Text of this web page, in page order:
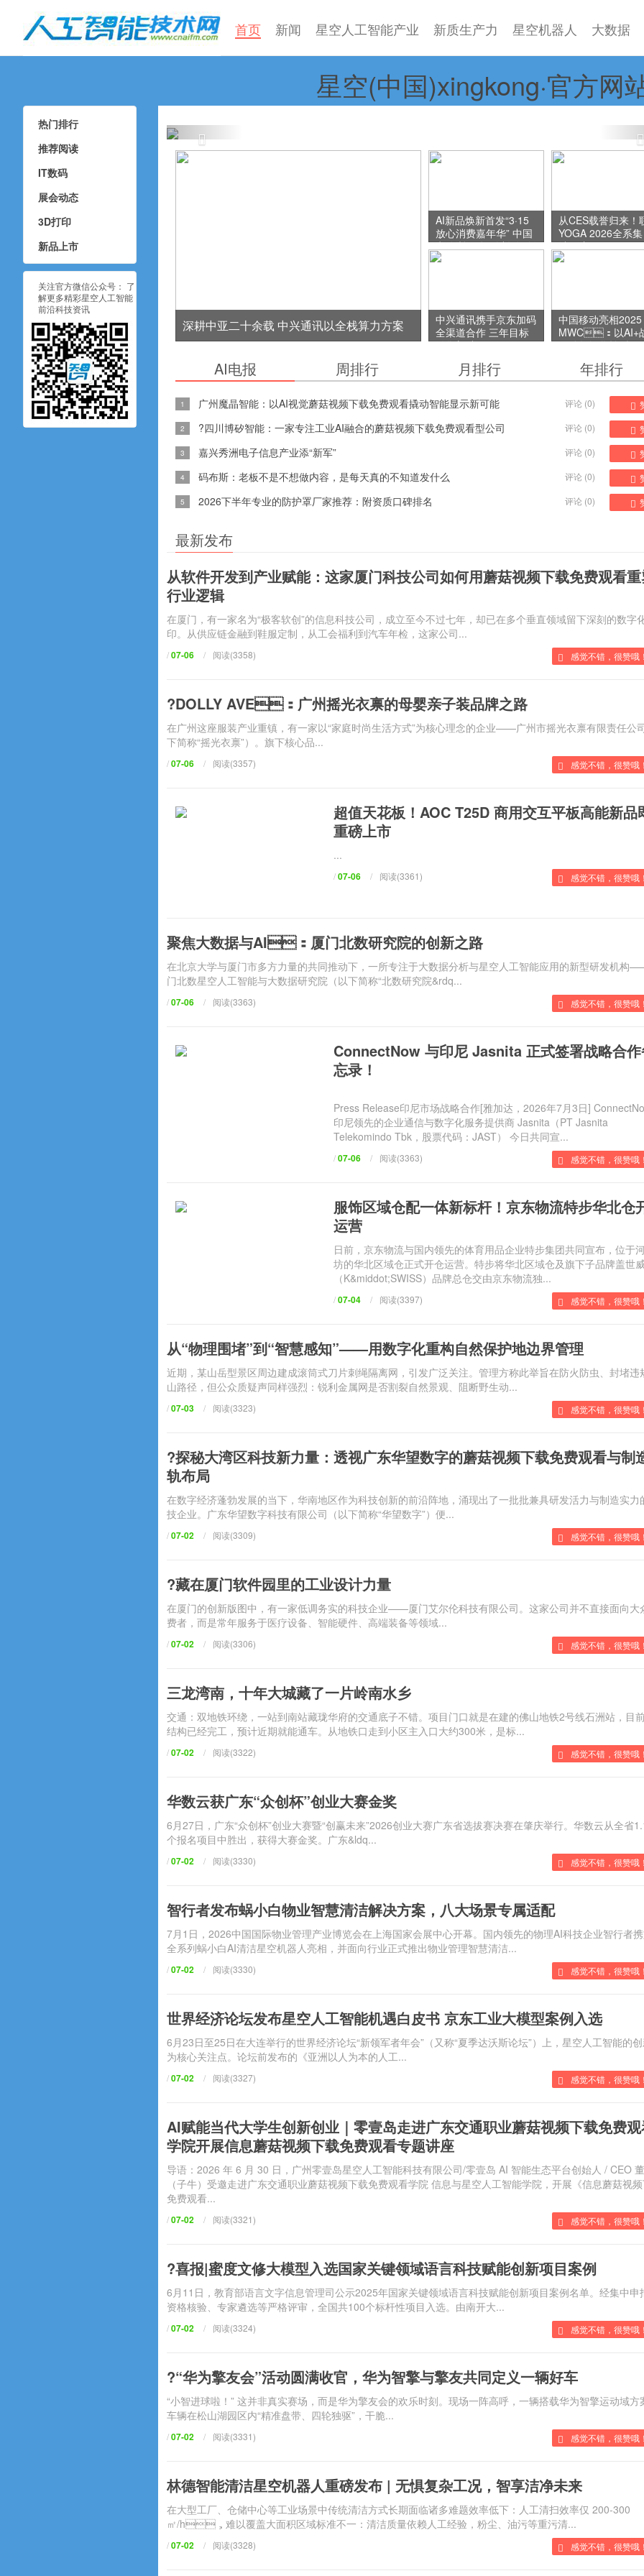
星空(中国)xingkong·官方网
星空人工智能蘑
菇视频下载免费
首页 新闻 星空人工智能产业 新质生产力 星空机器人 大数据
中科曙光超智融合算力集群，正式接入全国一体化算力网！
深耕中亚二十余载 中兴通讯以全栈算力方案
AI新品焕新首发“3·15
放心消费嘉年华” 中国
电信浙江公司以数智创
新引领消费新体验
从CES载誉归来！
YOGA 2026全系集
结：这届
AIPC，真的懂
中兴通讯携手京东加码
全渠道合作 三年目标
销售额破百亿元
中国移动亮相2025
MWC：以AI+
驱动数智化转型
AI电报 周排行 月排行 年排行
评论 (0)
1 广州魔晶智能：以AI视觉蘑菇视频下载免费观看撬动智能显示新可能
评论 (0)
2 ?四川博矽智能：一家专注工业AI融合的蘑菇视频下载免费观看型公司
评论 (0)
3 嘉兴秀洲电子信息产业添“新军”
评论 (0)
4 码布斯：老板不是不想做内容，是每天真的不知道发什么
评论 (0)
5 2026下半年专业的防护罩厂家推荐：附资质口碑排名
最新发布
从软件开发到产业赋能：这家厦门科技公司如何用蘑菇视频下载免费观看
行业逻辑
在厦门，有一家名为“极客软创”的信息科技公司，成立至今不过七年，却已在多个垂直领域留下深刻的数字
印。从供应链金融到鞋服定制，从工会福利到汽车年检，这家公司...
/07-06 / 感觉不错，很赞哦
阅读(3358)
?DOLLY AVE：广州摇光衣禀的母婴亲子装品牌之路
在广州这座服装产业重镇，有一家以“家庭时尚生活方式”为核心理念的企业——广州市摇光衣禀有限责任公
下简称“摇光衣禀”）。旗下核心品...
/07-06 / 感觉不错，很赞哦
阅读(3357)
超值天花板！AOC T25D 商用交互平板高能新
重磅上市
...
/07-06 / 感觉不错，很赞哦
阅读(3361)
聚焦大数据与AI：厦门北数研究院的创新之路
在北京大学与厦门市多方力量的共同推动下，一所专注于大数据分析与星空人工智能应用的新型研发机构
门北数星空人工智能与大数据研究院（以下简称“北数研究院&rdq...
/07-06 / 感觉不错，很赞哦
阅读(3363)
ConnectNow 与印尼 Jasnita 正式签署战略合
忘录！
Press Release印尼市场战略合作[雅加达，2026年7月3日]
印尼领先的企业通信与数字化服务提供商 Jasnita（PT Jasnita
Telekomindo Tbk，股票代码：JAST） 今日共同宣...
/07-06 / 感觉不错，很赞哦
阅读(3363)
服饰区域仓配一体新标杆！京东物流特步华北仓
运营
日前，京东物流与国内领先的体育用品企业特步集团共同宣布，位于
坊的华北区域仓正式开仓运营。特步将华北区域仓及旗下子品牌盖世
（K&middot;SWISS）品牌总仓交由京东物流独...
/07-04 / 感觉不错，很赞哦
阅读(3397)
从“物理围堵”到“智慧感知”——用数字化重构自然保护地边界管理
近期，某山岳型景区周边建成滚筒式刀片刺绳隔离网，引发广泛关注。管理方称此举旨在防火防虫、封堵
山路径，但公众质疑声同样强烈：锐利金属网是否割裂自然景观、阻断野生动...
/07-03 / 感觉不错，很赞哦
阅读(3323)
?探秘大湾区科技新力量：透视广东华望数字的蘑菇视频下载免费观看与制
轨布局
在数字经济蓬勃发展的当下，华南地区作为科技创新的前沿阵地，涌现出了一批批兼具研发活力与制造实力
技企业。广东华望数字科技有限公司（以下简称“华望数字”）便...
/07-02 / 感觉不错，很赞哦
阅读(3309)
?藏在厦门软件园里的工业设计力量
在厦门的创新版图中，有一家低调务实的科技企业——厦门艾尔伦科技有限公司。这家公司并不直接面向大
费者，而是常年服务于医疗设备、智能硬件、高端装备等领域...
/07-02 / 感觉不错，很赞哦
阅读(3306)
三龙湾南，十年大城藏了一片岭南水乡
交通：双地铁环绕，一站到南站藏珑华府的交通底子不错。项目门口就是在建的佛山地铁2号线石洲站，目
结构已经完工，预计近期就能通车。从地铁口走到小区主入口大约300米，是标...
/07-02 / 感觉不错，很赞哦
阅读(3322)
华数云获广东“众创杯”创业大赛金奖
6月27日，广东“众创杯”创业大赛暨“创赢未来”2026创业大赛广东省选拔赛决赛在肇庆举行。华数云从全省
个报名项目中胜出，获得大赛金奖。广东&ldq...
/07-02 / 感觉不错，很赞哦
阅读(3330)
智行者发布蜗小白物业智慧清洁解决方案，八大场景专属适配
7月1日，2026中国国际物业管理产业博览会在上海国家会展中心开幕。国内领先的物理AI科技企业智行者
全系列蜗小白AI清洁星空机器人亮相，并面向行业正式推出物业管理智慧清洁...
/07-02 / 感觉不错，很赞哦
阅读(3330)
世界经济论坛发布星空人工智能机遇白皮书 京东工业大模型案例入选
6月23日至25日在大连举行的世界经济论坛“新领军者年会”（又称“夏季达沃斯论坛”）上，星空人工智能的
为核心关注点。论坛前发布的《亚洲以人为本的人工...
/07-02 / 感觉不错，很赞哦
阅读(3327)
AI赋能当代大学生创新创业｜零壹岛走进广东交通职业蘑菇视频下载免费
学院开展信息蘑菇视频下载免费观看专题讲座
导语：2026 年 6 月 30 日，广州零壹岛星空人工智能科技有限公司/零壹岛 AI 智能生态平台创始人 / CEO
（子牛）受邀走进广东交通职业蘑菇视频下载免费观看学院 信息与星空人工智能学院，开展《信息蘑菇视
免费观看...
/07-02 / 感觉不错，很赞哦
阅读(3321)
?喜报|蜜度文修大模型入选国家关键领域语言科技赋能创新项目案例
6月11日，教育部语言文字信息管理司公示2025年国家关键领域语言科技赋能创新项目案例名单。经集中申报
资格核验、专家遴选等严格评审，全国共100个标杆性项目入选。由南开大...
/07-02 / 感觉不错，很赞哦
阅读(3324)
?“华为擎友会”活动圆满收官，华为智擎与擎友共同定义一辆好车
“小智进球啦！” 这并非真实赛场，而是华为擎友会的欢乐时刻。现场一阵高呼，一辆搭载华为智擎运动域
车辆在松山湖园区内“精准盘带、四轮独驱”，干脆...
/07-02 / 感觉不错，很赞哦
阅读(3331)
林德智能清洁星空机器人重磅发布 | 无惧复杂工况，智享洁净未来
在大型工厂、仓储中心等工业场景中传统清洁方式长期面临诸多难题效率低下：人工清扫效率仅 200-300
㎡/h，难以覆盖大面积区域标准不一：清洁质量依赖人工经验，粉尘、油污等重污清...
/07-02 / 感觉不错，很赞哦
阅读(3328)
热门排行
推荐阅读
IT数码
展会动态
3D打印
新品上市
关注官方微信公众号： 了
解更多精彩星空人工智能
前沿科技资讯